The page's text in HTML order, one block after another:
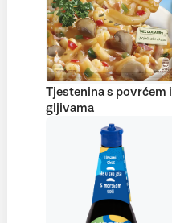
Tjestenina s povrćem i
gljivama